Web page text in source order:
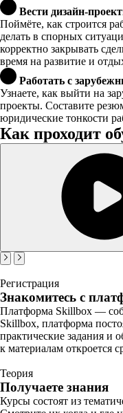
Вести дизайн-
Поймёте, как строится
делать в спорных
корректно закрывать
время на развитие и
Работать с
Узнаете, как выйти на
проекты. Составите
юридические тонкости
Как проходит
Регистрация
Знакомитесь с
Платформа Skillbox —
Skillbox, платформа
практические задания и
к материалам откроется
Теория
Получаете знания
Курсы состоят из